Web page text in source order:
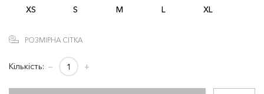
XS S M L XL
РОЗМІРНА СІТКА
Кількість: − +